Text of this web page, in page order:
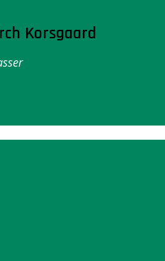
Korsgaard